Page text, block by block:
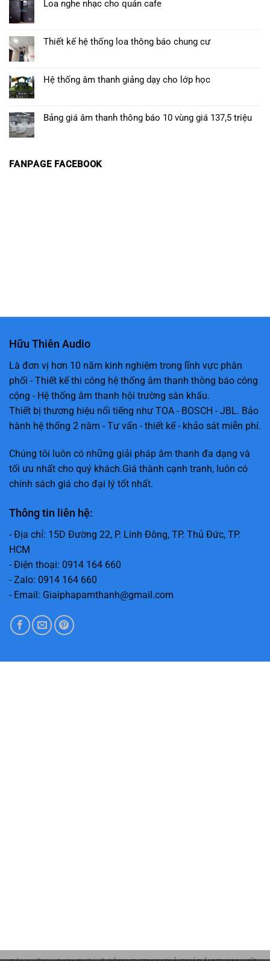
Loa nghe nhạc cho quán cafe
Thiết kế hệ thống loa thông báo chung cư
Hệ thống âm thanh giảng dạy cho lớp học
Bảng giá âm thanh thông báo 10 vùng giá 137,5 triệu
FANPAGE FACEBOOK
Hữu Thiên Audio
Là đơn vị hơn 10 năm kinh nghiệm trong lĩnh vực phân
phối - Thiết kế thi công hệ thống âm thanh thông báo công
cộng - Hệ thống âm thanh hội trường sân khấu.
Thiết bị thương hiệu nổi tiếng như TOA - BOSCH - JBL. Bảo
hành hệ thống 2 năm - Tư vấn - thiết kế - khảo sát miễn phí.
Chúng tôi luôn có những giải pháp âm thanh đa dạng và
tối ưu nhất cho quý khách.Giá thành cạnh tranh, luôn có
chính sách giá cho đại lý tốt nhất.
Thông tin liên hệ:
- Địa chỉ: 15D Đường 22, P. Linh Đông, TP. Thủ Đức, TP.
HCM
- Điện thoại: 0914 164 660
- Zalo: 0914 164 660
- Email: Giaiphapamthanh@gmail.com